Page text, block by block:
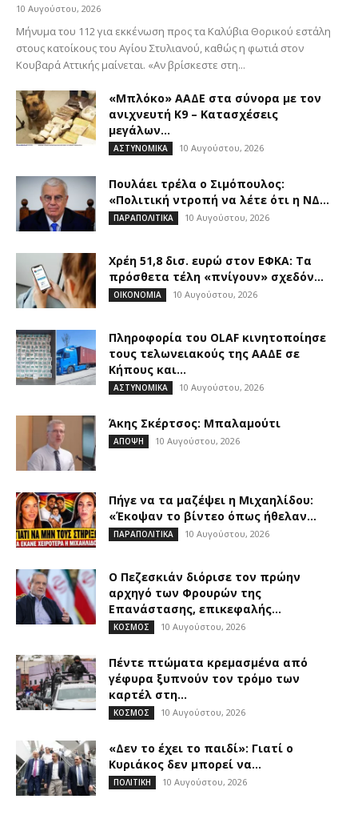
10 Αυγούστου, 2026
Μήνυμα του 112 για εκκένωση προς τα Καλύβια Θορικού εστάλη
στους κατοίκους του Αγίου Στυλιανού, καθώς η φωτιά στον
Κουβαρά Αττικής μαίνεται. «Αν βρίσκεστε στη...
«Μπλόκο» ΑΑΔΕ στα σύνορα με τον
ανιχνευτή Κ9 – Κατασχέσεις
μεγάλων...
ΑΣΤΥΝΟΜΙΚΑ 10 Αυγούστου, 2026
Πουλάει τρέλα ο Σιμόπουλος:
«Πολιτική ντροπή να λέτε ότι η ΝΔ...
ΠΑΡΑΠΟΛΙΤΙΚΑ 10 Αυγούστου, 2026
Χρέη 51,8 δισ. ευρώ στον ΕΦΚΑ: Τα
πρόσθετα τέλη «πνίγουν» σχεδόν...
ΟΙΚΟΝΟΜΙΑ 10 Αυγούστου, 2026
Πληροφορία του OLAF κινητοποίησε
τους τελωνειακούς της ΑΑΔΕ σε
Κήπους και...
ΑΣΤΥΝΟΜΙΚΑ 10 Αυγούστου, 2026
Άκης Σκέρτσος: Μπαλαμούτι
ΑΠΟΨΗ 10 Αυγούστου, 2026
Πήγε να τα μαζέψει η Μιχαηλίδου:
«Έκοψαν το βίντεο όπως ήθελαν...
ΠΑΡΑΠΟΛΙΤΙΚΑ 10 Αυγούστου, 2026
Ο Πεζεσκιάν διόρισε τον πρώην
αρχηγό των Φρουρών της
Επανάστασης, επικεφαλής...
ΚΟΣΜΟΣ 10 Αυγούστου, 2026
Πέντε πτώματα κρεμασμένα από
γέφυρα ξυπνούν τον τρόμο των
καρτέλ στη...
ΚΟΣΜΟΣ 10 Αυγούστου, 2026
«Δεν το έχει το παιδί»: Γιατί ο
Κυριάκος δεν μπορεί να...
ΠΟΛΙΤΙΚΗ 10 Αυγούστου, 2026